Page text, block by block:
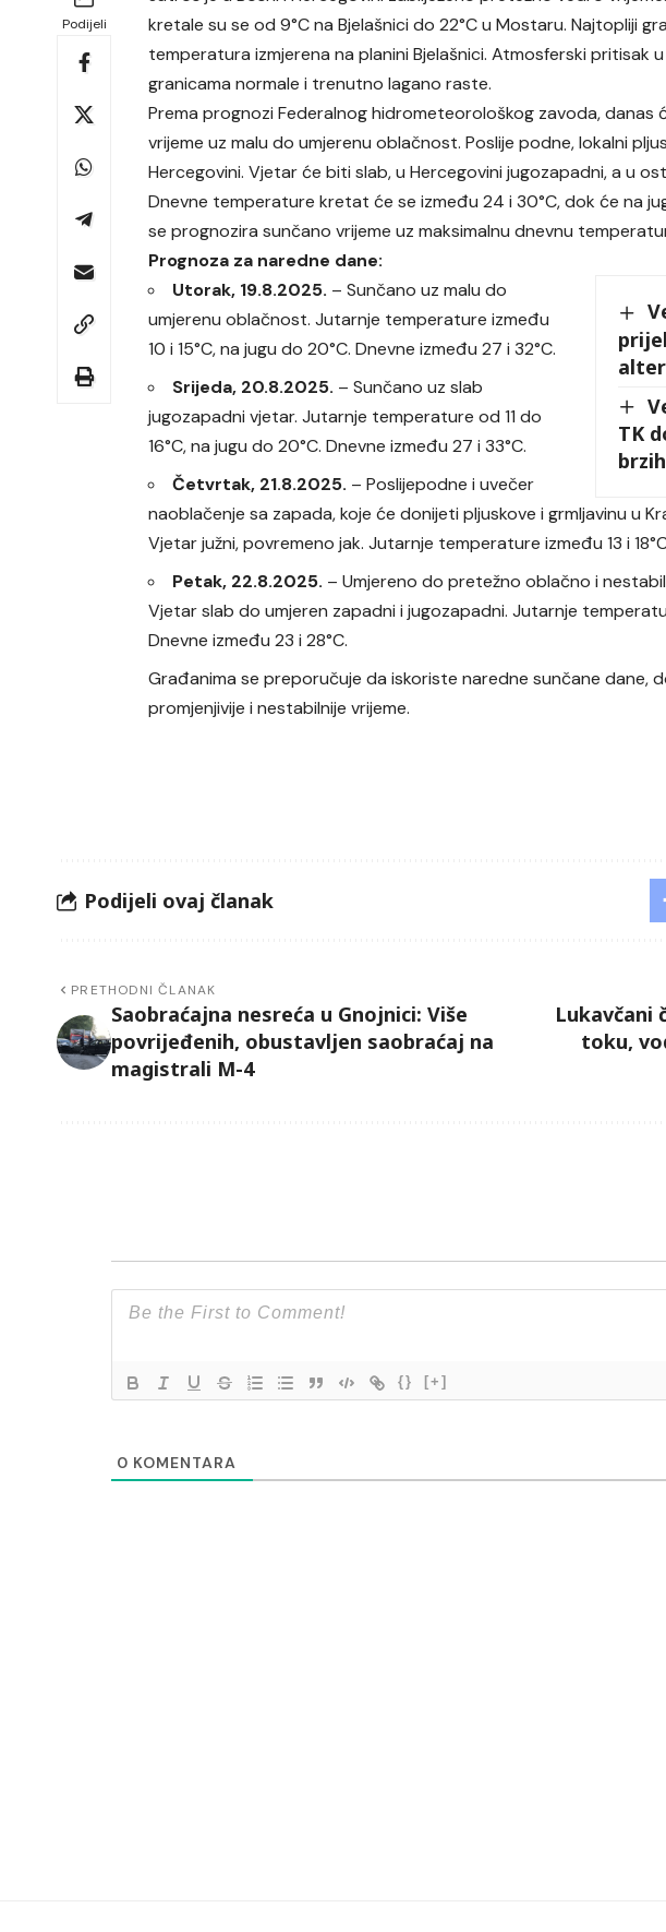
Podijeli
kretale su se od 9°C na Bjelašnici do 22°C u Mostaru. Najtopliji
temperatura izmjerena na planini Bjelašnici. Atmosferski pritisak
granicama normale i trenutno lagano raste.
Prema prognozi Federalnog hidrometeorološkog zavoda, danas
vrijeme uz malu do umjerenu oblačnost. Poslije podne, lokalni
Hercegovini. Vjetar će biti slab, u Hercegovini jugozapadni, a u
Dnevne temperature kretat će se između 24 i 30°C, dok će na
se prognozira sunčano vrijeme uz maksimalnu dnevnu
Prognoza za naredne dane:
TK
Utorak, 19.8.2025. – Sunčano uz malu do
umjerenu oblačnost. Jutarnje temperature između
10 i 15°C, na jugu do 20°C. Dnevne između 27 i 32°C.
Srijeda, 20.8.2025. – Sunčano uz slab
jugozapadni vjetar. Jutarnje temperature od 11 do
16°C, na jugu do 20°C. Dnevne između 27 i 33°C.
Četvrtak, 21.8.2025. – Poslijepodne i uvečer
naoblačenje sa zapada, koje će donijeti pljuskove i grmljavinu u
Vjetar južni, povremeno jak. Jutarnje temperature između 13 i
Petak, 22.8.2025. – Umjereno do pretežno oblačno i
Vjetar slab do umjeren zapadni i jugozapadni. Jutarnje
Dnevne između 23 i 28°C.
Građanima se preporučuje da iskoriste naredne sunčane
promjenjivije i nestabilnije vrijeme.
Podijeli ovaj članak
PRETHODNI ČLANAK
Saobraćajna nesreća u Gnojnici: Više
povrijeđenih, obustavljen saobraćaj na
magistrali M-4
Lukavčani
toku,
{} [+]
0 KOMENTARA